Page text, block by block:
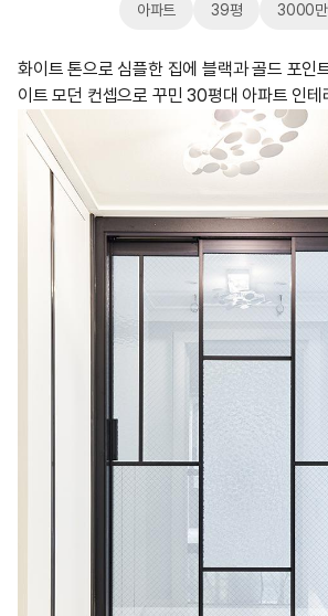
아파트 39평 3000만
화이트 톤으로 심플한 집에 블랙과 골드 포인
이트 모던 컨셉으로 꾸민 30평대 아파트 인테